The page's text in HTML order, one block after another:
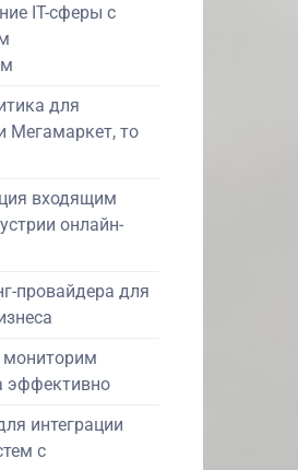
IT-сферы с
для
Мегамаркет, то
входящим
онлайн-
провайдера для
мониторим
эффективно
интеграции
с